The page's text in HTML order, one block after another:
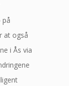
på
at også
i Ås via